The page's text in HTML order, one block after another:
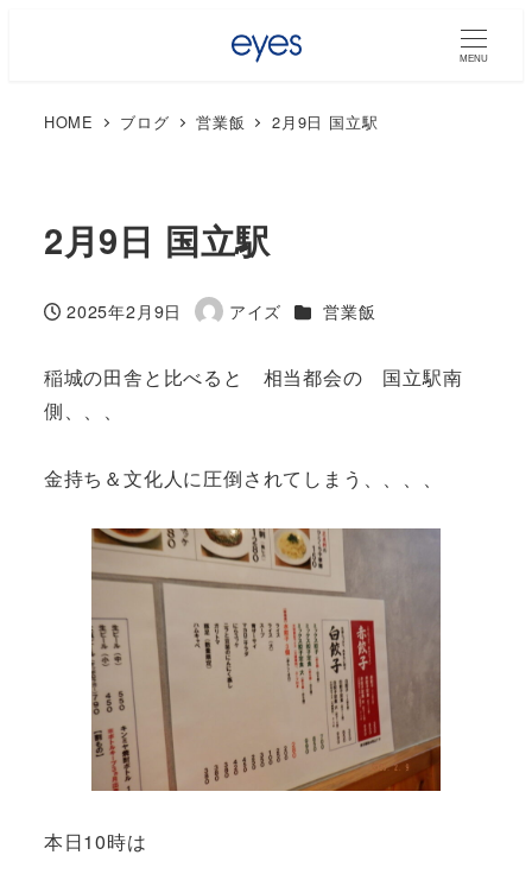
MENU
HOME ブログ 営業飯 2月9日 国立駅
2月9日 国立駅
投稿日
2025年2月9日
著
アイズ カテゴリー
営業飯
稲城の田舎と比べると 相当都会の 国立駅南
側、、、
金持ち＆文化人に圧倒されてしまう、、、、
本日10時は